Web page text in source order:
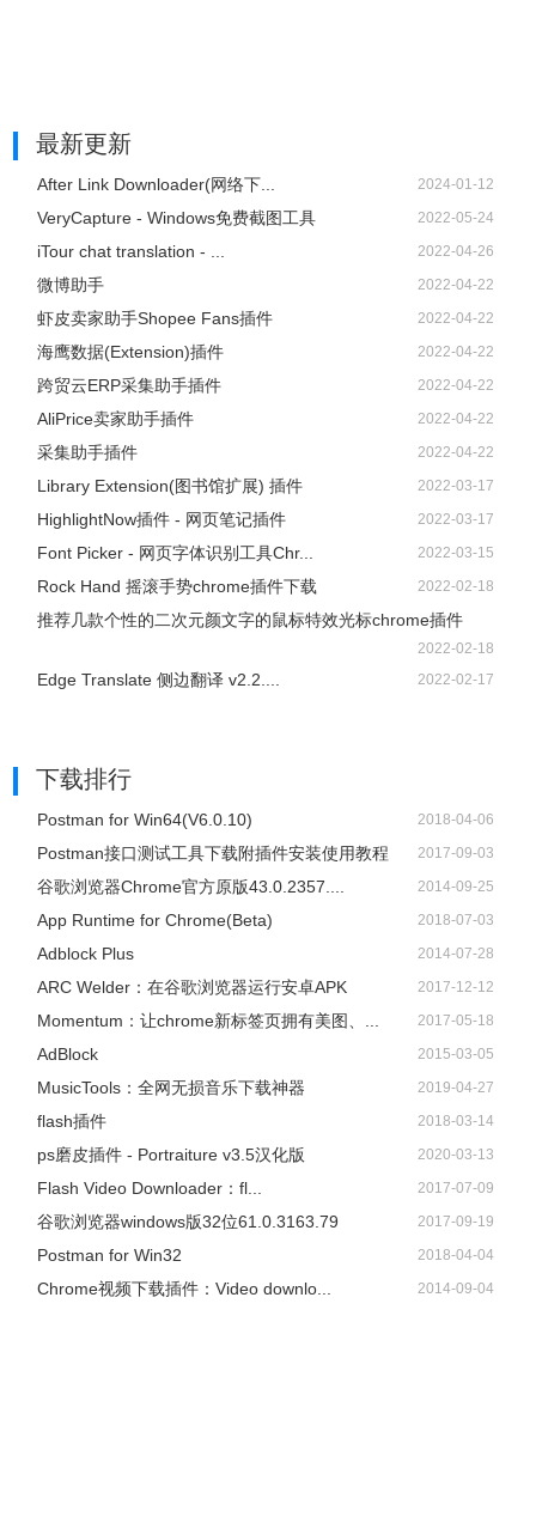
最新更新
After Link Downloader(网络下... 2024-01-12
VeryCapture - Windows免费截图工具 2022-05-24
iTour chat translation - ... 2022-04-26
微博助手 2022-04-22
虾皮卖家助手Shopee Fans插件 2022-04-22
海鹰数据(Extension)插件 2022-04-22
跨贸云ERP采集助手插件 2022-04-22
AliPrice卖家助手插件 2022-04-22
采集助手插件 2022-04-22
Library Extension(图书馆扩展) 插件 2022-03-17
HighlightNow插件 - 网页笔记插件 2022-03-17
Font Picker - 网页字体识别工具Chr... 2022-03-15
Rock Hand 摇滚手势chrome插件下载 2022-02-18
推荐几款个性的二次元颜文字的鼠标特效光标chrome插件
2022-02-18
Edge Translate 侧边翻译 v2.2.... 2022-02-17
下载排行
Postman for Win64(V6.0.10) 2018-04-06
Postman接口测试工具下载附插件安装使用教程 2017-09-03
谷歌浏览器Chrome官方原版43.0.2357.... 2014-09-25
App Runtime for Chrome(Beta) 2018-07-03
Adblock Plus 2014-07-28
ARC Welder：在谷歌浏览器运行安卓APK 2017-12-12
Momentum：让chrome新标签页拥有美图、... 2017-05-18
AdBlock 2015-03-05
​MusicTools：全网无损音乐下载神器 2019-04-27
flash插件 2018-03-14
ps磨皮插件 - Portraiture v3.5汉化版 2020-03-13
Flash Video Downloader：fl... 2017-07-09
谷歌浏览器windows版32位61.0.3163.79 2017-09-19
Postman for Win32 2018-04-04
Chrome视频下载插件：Video downlo... 2014-09-04